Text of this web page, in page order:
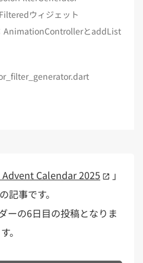
Advent Calendar 2025
」
記事です。
ーの6日目の投稿となりま
す。
ウィジェット
AnimationControllerとaddList